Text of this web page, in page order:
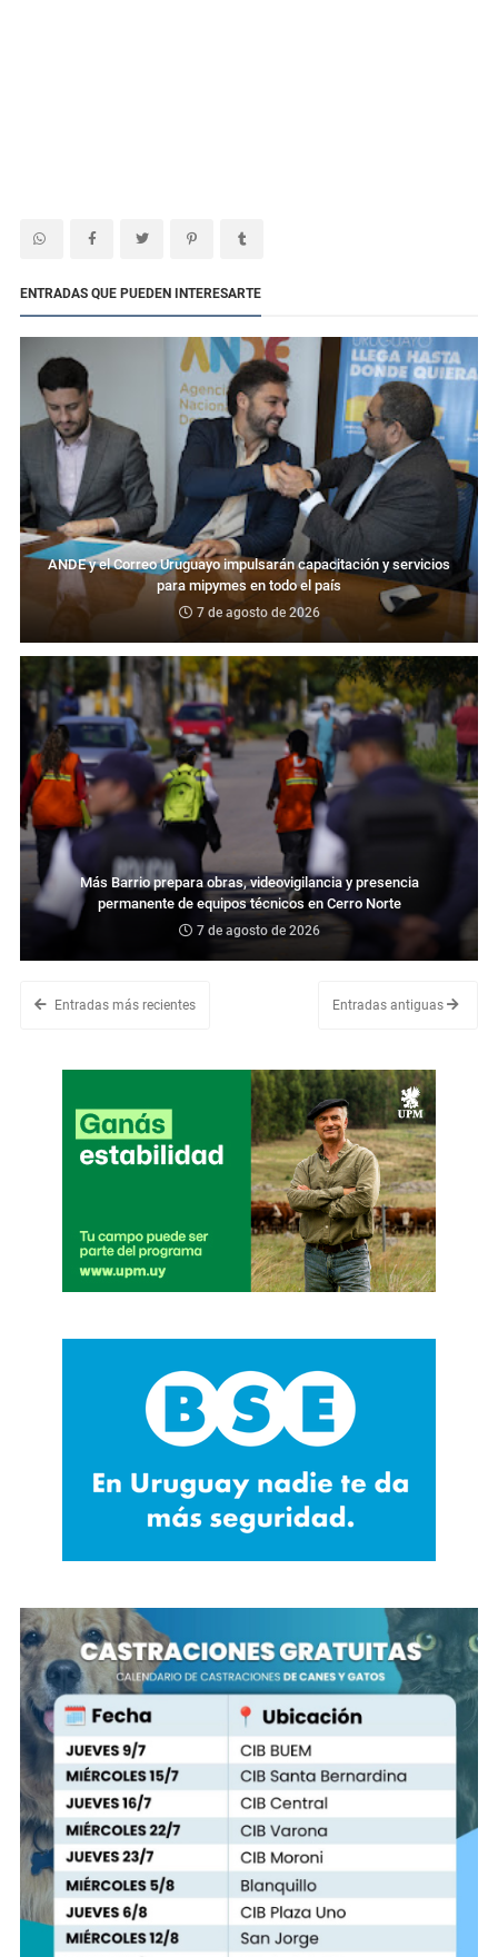
ENTRADAS QUE PUEDEN INTERESARTE
ANDE y el Correo Uruguayo impulsarán capacitación y servicios
para mipymes en todo el país
7 de agosto de 2026
Más Barrio prepara obras, videovigilancia y presencia
permanente de equipos técnicos en Cerro Norte
7 de agosto de 2026
Entradas más recientes Entradas antiguas